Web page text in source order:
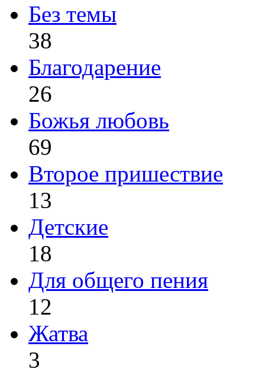
Без темы
38
Благодарение
26
Божья любовь
69
Второе пришествие
13
Детские
18
Для общего пения
12
Жатва
3